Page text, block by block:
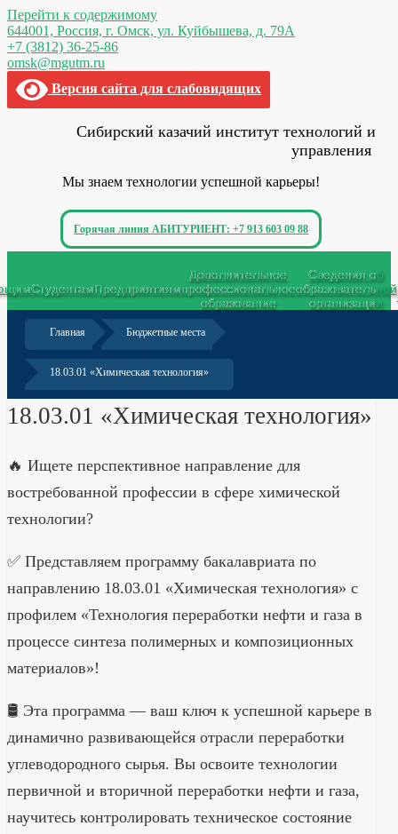
Перейти к содержимому
644001, Россия, г. Омск, ул. Куйбышева, д. 79А
+7 (3812) 36-25-86
omsk@mgutm.ru
Версия сайта для слабовидящих
Сибирский казачий институт технологий и
управления
Мы знаем технологии успешной карьеры!
Горячая линия АБИТУРИЕНТ: +7 913 603 09 88
СтудентамПредприятиям
Дополнительное
профессиональное
образование
Сведения об
образовательной
организации
Главная Бюджетные места
18.03.01 «Химическая технология»
18.03.01 «Химическая технология»
🔥 Ищете перспективное направление для
востребованной профессии в сфере химической
технологии?
✅ Представляем программу бакалавриата по
направлению 18.03.01 «Химическая технология» с
профилем «Технология переработки нефти и газа в
процессе синтеза полимерных и композиционных
материалов»!
🛢 Эта программа — ваш ключ к успешной карьере в
динамично развивающейся отрасли переработки
углеводородного сырья. Вы освоите технологии
первичной и вторичной переработки нефти и газа,
научитесь контролировать техническое состояние